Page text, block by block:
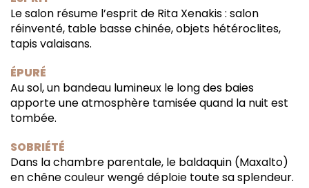
Le salon résume l’esprit de Rita Xenakis : salon
réinventé, table basse chinée, objets hétéroclites,
tapis valaisans.
ÉPURÉ
Au sol, un bandeau lumineux le long des baies
apporte une atmosphère tamisée quand la nuit est
tombée.
SOBRIÉTÉ
Dans la chambre parentale, le baldaquin (Maxalto)
en chêne couleur wengé déploie toute sa splendeur.